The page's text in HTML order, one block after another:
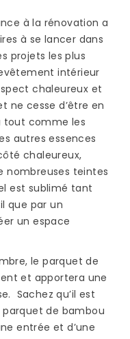
à la rénovation a
à se lancer dans
projets les plus
intérieur
chaleureux et
ne cesse d’être en
tout comme les
autres essences
chaleureux,
nombreuses teintes
est sublimé tant
que par un
un espace
le parquet de
et apportera une
Sachez qu’il est
parquet de bambou
entrée et d’une